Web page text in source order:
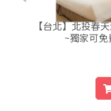
【台北】北投春
~獨家可